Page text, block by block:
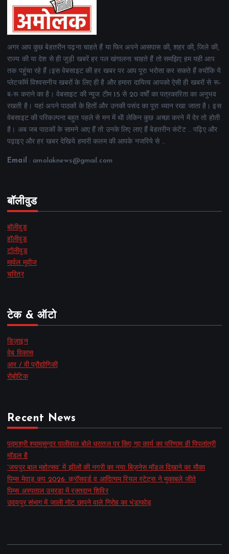
अगर आप कुछ बेहतरीन पढ़ना चाहते हैं या फिर अपने आसपास की, शहर की, जिले की,
राज्य की या देश से ही जुड़ी खबरें हर पल खंगालना चाहते हैं तो समझिए हम यही आप
तक पहुंचा रहे हैं।इस वेबसाइट की हर खबर पर आप पूरा भरोसा कर सकते हैं क्योंकि ये
प्लेटफॉर्म विश्वसनीय खबरों के लिए ही है और हमारा दायित्व आपको ऐसी ही खबरों से रू-
ब-रू कराने का है। वेबसाइट की न्यूज टीम 15 से 20 वर्षों का पत्रकारिता का अनुभव
रखती है। यहां अपने पाठकों के हितों और उनकी पसंद का पूरा ध्यान रखा जाता है। इस
वेबसाइट की परिकल्पना बहुत पहले से मन में थी लेकिन कुछ अच्छा करने में देर तो होती
है। अब जब पाठकों के सामने आए हैं तो उनके लिए लाए हैं बेहतरीन कंटेंट .. पढ़िए और
पढ़ाइए और हर खबर देखिये हमारी कलम की आपके नजरिये से ..
Email : amolaknews@gmail.com
बॉलीवुड
बॉलीवुड
हॉलीवुड
टॉलीवुड
मार्वल मूवीज
चरित्र
टेक & ऑटो
डिज़ाइन
वेब विकास
आर / वी प्रौद्योगिकी
रोबोटिक
Recent News
पद्मश्री श्यामसुन्दर पालीवाल बोले धरातल पर किए गए कार्य का परिणाम ही पिपलांत्री
मॉडल है
‘जयपुर बाल महोत्सव’ में झीलों की नगरी का नया बिज़नेस मॉडल दिखाने का मौका
पिम्स मेवाड़ कप 2026: क्रॉसवर्ड व आदित्यम रियल स्टेट्स ने मुकाबले जीते
पिम्स अस्पताल उमरडा में रक्तदान शिविर
उदयपुर संभाग में जाली नोट छापने वाले गिरोह का भंडाफोड़